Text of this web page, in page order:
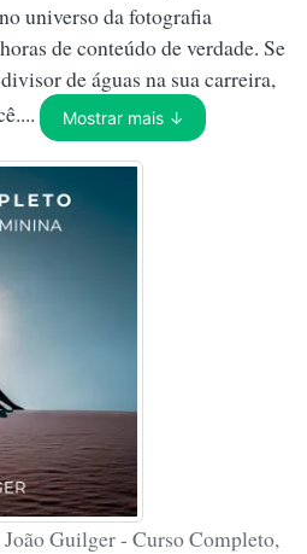
universo da fotografia
de conteúdo de verdade. Se
de águas na sua carreira,
Mostrar mais ↓
Guilger - Curso Completo,